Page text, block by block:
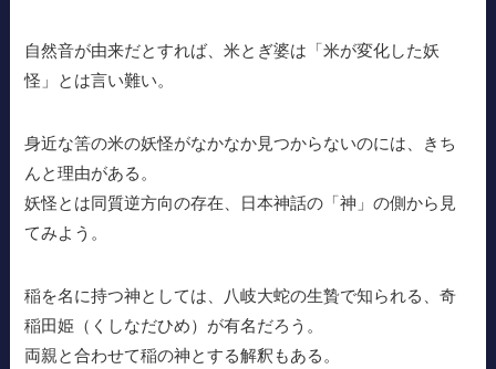
自然音が由来だとすれば、米とぎ婆は「米が変化した妖
怪」とは言い難い。
身近な筈の米の妖怪がなかなか見つからないのには、きち
んと理由がある。
妖怪とは同質逆方向の存在、日本神話の「神」の側から見
てみよう。
稲を名に持つ神としては、八岐大蛇の生贄で知られる、奇
稲田姫（くしなだひめ）が有名だろう。
両親と合わせて稲の神とする解釈もある。